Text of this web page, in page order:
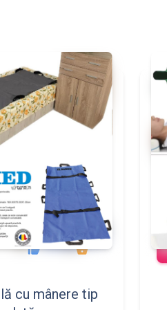
497
thumb_up shopping_basket
cu mânere tip